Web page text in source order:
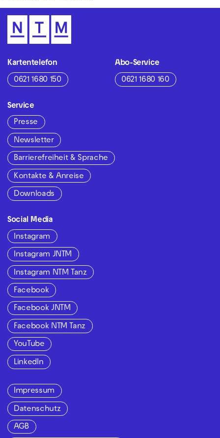
Kartentelefon
0621 1680 150
Abo-Service
0621 1680 160
Service
Presse
Newsletter
Barrierefreiheit & Sprache
Kontakte & Anreise
Downloads
Social Media
Instagram
Instagram JNTM
Instagram NTM Tanz
Facebook
Facebook JNTM
Facebook NTM Tanz
YouTube
LinkedIn
Impressum
Datenschutz
AGB